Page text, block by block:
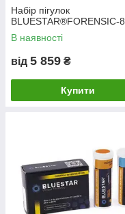
Набір пігулок
BLUESTAR®FORENSIC-8
В наявності
від 5 859 ₴
Купити